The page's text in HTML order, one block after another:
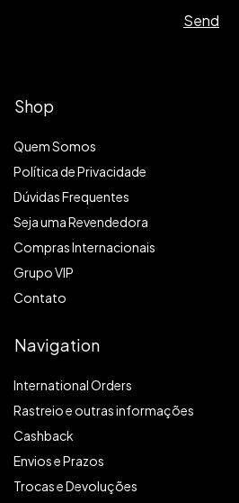
Shop
Quem Somos
Política de Privacidade
Dúvidas Frequentes
Seja uma Revendedora
Compras Internacionais
Grupo VIP
Contato
Navigation
International Orders
Rastreio e outras informações
Cashback
Envios e Prazos
Trocas e Devoluções